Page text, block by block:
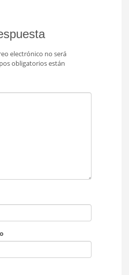
electrónico no será
obligatorios están